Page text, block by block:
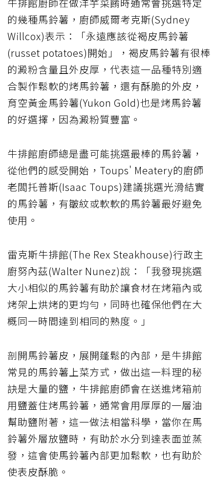
的幾種馬鈴薯，廚師威爾考克斯(Sydney
Willcox)表示：「永遠應該從褐皮馬鈴薯
(russet potatoes)開始」，褐皮馬鈴薯有很棒
的澱粉含量且外皮厚，代表這一品種特別適
合製作鬆軟的烤馬鈴薯，還有酥脆的外皮，
育空黃金馬鈴薯(Yukon Gold)也是烤馬鈴薯
的好選擇，因為澱粉質豐富。
牛排館廚師總是盡可能挑選最棒的馬鈴薯，
從他們的感受開始，Toups' Meatery的廚師
老闆托普斯(Isaac Toups)建議挑選光滑結實
的馬鈴薯，有皺紋或軟軟的馬鈴薯最好避免
使用。
雷克斯牛排館(The Rex Steakhouse)行政主
廚努內茲(Walter Nunez)說：「我發現挑選
大小相似的馬鈴薯有助於讓食材在烤箱內或
烤架上烘烤的更均勻，同時也確保他們在大
概同一時間達到相同的熟度。」
剖開馬鈴薯皮，展開蓬鬆的內部，是牛排館
常見的馬鈴薯上菜方式，做出這一料理的秘
訣是大量的鹽，牛排館廚師會在送進烤箱前
用鹽蓋住烤馬鈴薯，通常會用厚厚的一層油
幫助鹽附著，這一做法相當科學，當你在馬
鈴薯外層放鹽時，有助於水分到達表面並蒸
發，這會使馬鈴薯內部更加鬆軟，也有助於
使表皮酥脆。